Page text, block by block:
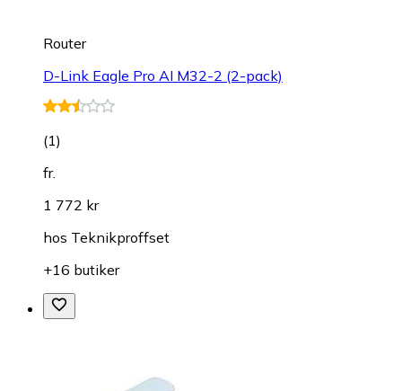
Router
D-Link Eagle Pro AI M32-2 (2-pack)
(1)
fr.
1 772 kr
hos Teknikproffset
+16 butiker